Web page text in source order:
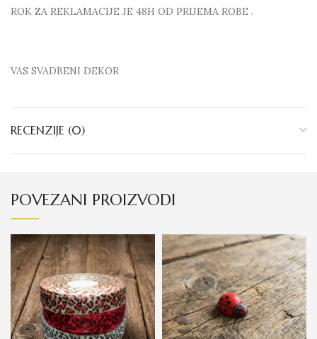
ROK ZA REKLAMACIJE JE 48H OD PRIJEMA ROBE .
VAS SVADBENI DEKOR
RECENZIJE (0)
POVEZANI PROIZVODI